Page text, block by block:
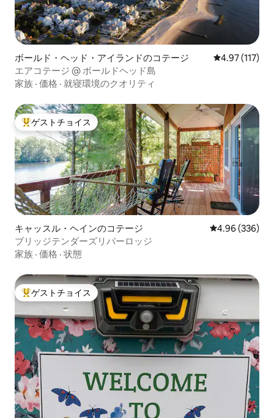
ボールド・ヘッド・アイランドのコテージ レビュー117
4.97 (117)
エアコテージ @ ボールドヘッド島
家族 · 価格 · 就寝環境のクオリティ
大好評のゲストチョイスです。
ゲストチョイス
キャッスル・ヘインのコテージ レビュー336
4.96 (336)
ブリッジテンダーズリバーロッジ
家族 · 価格 · 状態
大好評のゲストチョイスです。
ゲストチョイス